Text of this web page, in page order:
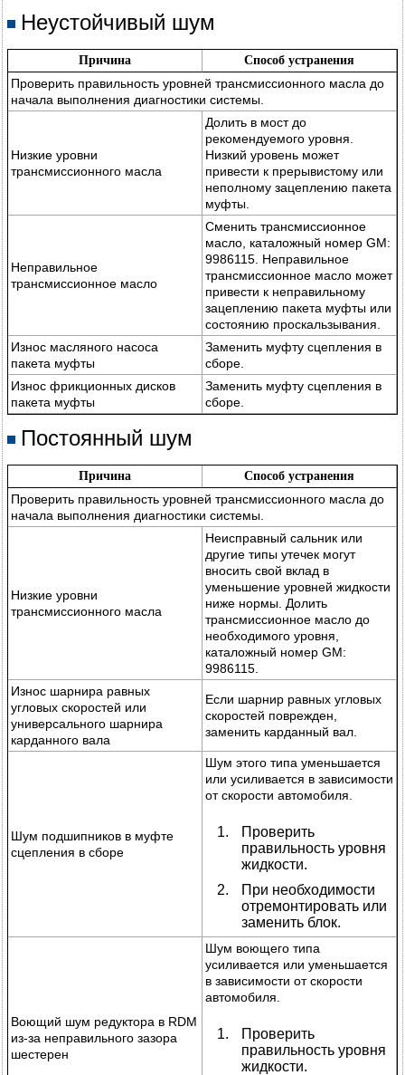
Неустойчивый шум
Причина Способ устранения
Проверить правильность уровней трансмиссионного масла до
начала выполнения диагностики системы.
Низкие уровни
трансмиссионного масла
Долить в мост до
рекомендуемого уровня.
Низкий уровень может
привести к прерывистому или
неполному зацеплению пакета
муфты.
Неправильное
трансмиссионное масло
Сменить трансмиссионное
масло, каталожный номер GM:
9986115. Неправильное
трансмиссионное масло может
привести к неправильному
зацеплению пакета муфты или
состоянию проскальзывания.
Износ масляного насоса
пакета муфты
Заменить муфту сцепления в
сборе.
Износ фрикционных дисков
пакета муфты
Заменить муфту сцепления в
сборе.
Постоянный шум
Причина Способ устранения
Проверить правильность уровней трансмиссионного масла до
начала выполнения диагностики системы.
Низкие уровни
трансмиссионного масла
Неисправный сальник или
другие типы утечек могут
вносить свой вклад в
уменьшение уровней жидкости
ниже нормы. Долить
трансмиссионное масло до
необходимого уровня,
каталожный номер GM:
9986115.
Износ шарнира равных
угловых скоростей или
универсального шарнира
карданного вала
Если шарнир равных угловых
скоростей поврежден,
заменить карданный вал.
Шум подшипников в муфте
сцепления в сборе
Шум этого типа уменьшается
или усиливается в зависимости
от скорости автомобиля.
Проверить
правильность уровня
жидкости.
При необходимости
отремонтировать или
заменить блок.
Воющий шум редуктора в RDM
из-за неправильного зазора
шестерен
Шум воющего типа
усиливается или уменьшается
в зависимости от скорости
автомобиля.
Проверить
правильность уровня
жидкости.